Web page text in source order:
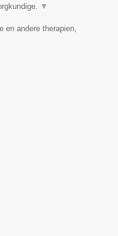
▼
en andere therapien,